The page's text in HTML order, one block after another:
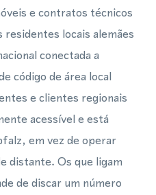
e contratos técnicos
locais alemães
conectada a
código de área local
e clientes regionais
acessível e está
em vez de operar
distante. Os que ligam
de discar um número